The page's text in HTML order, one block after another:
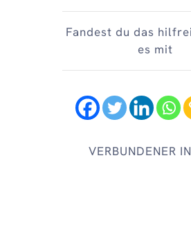
Fandest du das
es mit
VERBUNDENER